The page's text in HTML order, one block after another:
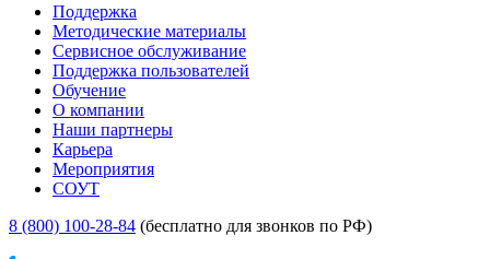
Поддержка
Методические материалы
Сервисное обслуживание
Поддержка пользователей
Обучение
О компании
Наши партнеры
Карьера
Мероприятия
СОУТ
8 (800) 100-28-84 (бесплатно для звонков по РФ)